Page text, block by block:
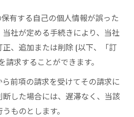
有する自己の個人情報が誤った
社が定める手続きにより、当社
、追加または削除 (以下、「訂
請求することができます。
前項の請求を受けてその請求に
した場合には、遅滞なく、当該
ものとします。